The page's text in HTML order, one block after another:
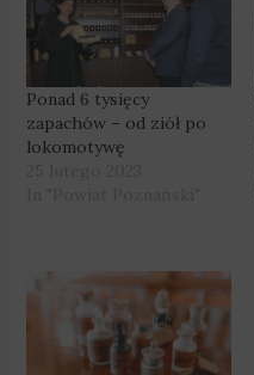
Ponad 6 tysięcy
zapachów – od ziół po
lokomotywę